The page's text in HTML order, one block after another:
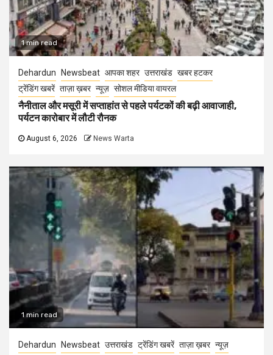
1 min read
Dehardun Newsbeat आपका शहर उत्तराखंड खबर हटकर
ट्रेंडिंग खबरें ताज़ा ख़बर न्यूज़ सोशल मीडिया वायरल
नैनीताल और मसूरी में सप्ताहांत से पहले पर्यटकों की बढ़ी आवाजाही,
पर्यटन कारोबार में लौटी रौनक
August 6, 2026 News Warta
1 min read
Dehardun Newsbeat उत्तराखंड ट्रेंडिंग खबरें ताज़ा ख़बर न्यूज़